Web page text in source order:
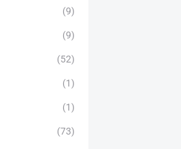
(9)
(9)
(52)
(1)
(1)
(73)